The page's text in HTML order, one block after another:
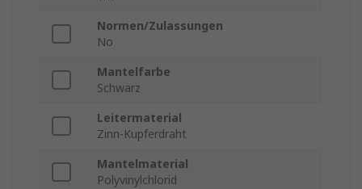
Normen/Zulassungen
No
Mantelfarbe
Schwarz
Leitermaterial
Zinn-Kupferdraht
Mantelmaterial
Polyvinylchlorid